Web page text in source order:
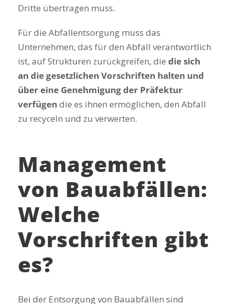
Dritte übertragen muss.
Für die Abfallentsorgung muss das
Unternehmen, das für den Abfall verantwortlich
ist, auf Strukturen zurückgreifen, die die sich
an die gesetzlichen Vorschriften halten und
über eine Genehmigung der Präfektur
verfügen die es ihnen ermöglichen, den Abfall
zu recyceln und zu verwerten.
Management
von Bauabfällen:
Welche
Vorschriften gibt
es?
Bei der Entsorgung von Bauabfällen sind